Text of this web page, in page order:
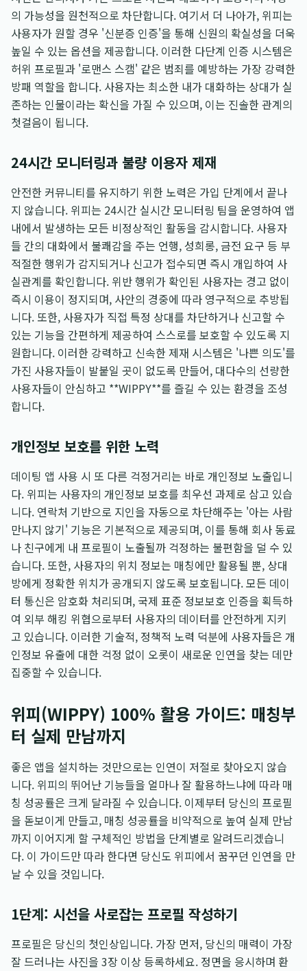
의 가능성을 원천적으로 차단합니다. 여기서 더 나아가, 위피는
사용자가 원할 경우 '신분증 인증'을 통해 신원의 확실성을 더욱
높일 수 있는 옵션을 제공합니다. 이러한 다단계 인증 시스템은
허위 프로필과 '로맨스 스캠' 같은 범죄를 예방하는 가장 강력한
방패 역할을 합니다. 사용자는 최소한 내가 대화하는 상대가 실
존하는 인물이라는 확신을 가질 수 있으며, 이는 진솔한 관계의
첫걸음이 됩니다.
24시간 모니터링과 불량 이용자 제재
안전한 커뮤니티를 유지하기 위한 노력은 가입 단계에서 끝나
지 않습니다. 위피는 24시간 실시간 모니터링 팀을 운영하여 앱
내에서 발생하는 모든 비정상적인 활동을 감시합니다. 사용자
들 간의 대화에서 불쾌감을 주는 언행, 성희롱, 금전 요구 등 부
적절한 행위가 감지되거나 신고가 접수되면 즉시 개입하여 사
실관계를 확인합니다. 위반 행위가 확인된 사용자는 경고 없이
즉시 이용이 정지되며, 사안의 경중에 따라 영구적으로 추방됩
니다. 또한, 사용자가 직접 특정 상대를 차단하거나 신고할 수
있는 기능을 간편하게 제공하여 스스로를 보호할 수 있도록 지
원합니다. 이러한 강력하고 신속한 제재 시스템은 '나쁜 의도'를
가진 사용자들이 발붙일 곳이 없도록 만들어, 대다수의 선량한
사용자들이 안심하고 **WIPPY**를 즐길 수 있는 환경을 조성
합니다.
개인정보 보호를 위한 노력
데이팅 앱 사용 시 또 다른 걱정거리는 바로 개인정보 노출입니
다. 위피는 사용자의 개인정보 보호를 최우선 과제로 삼고 있습
니다. 연락처 기반으로 지인을 자동으로 차단해주는 '아는 사람
만나지 않기' 기능은 기본적으로 제공되며, 이를 통해 회사 동료
나 친구에게 내 프로필이 노출될까 걱정하는 불편함을 덜 수 있
습니다. 또한, 사용자의 위치 정보는 매칭에만 활용될 뿐, 상대
방에게 정확한 위치가 공개되지 않도록 보호됩니다. 모든 데이
터 통신은 암호화 처리되며, 국제 표준 정보보호 인증을 획득하
여 외부 해킹 위협으로부터 사용자의 데이터를 안전하게 지키
고 있습니다. 이러한 기술적, 정책적 노력 덕분에 사용자들은 개
인정보 유출에 대한 걱정 없이 오롯이 새로운 인연을 찾는 데만
집중할 수 있습니다.
위피(WIPPY) 100% 활용 가이드: 매칭부
터 실제 만남까지
좋은 앱을 설치하는 것만으로는 인연이 저절로 찾아오지 않습
니다. 위피의 뛰어난 기능들을 얼마나 잘 활용하느냐에 따라 매
칭 성공률은 크게 달라질 수 있습니다. 이제부터 당신의 프로필
을 돋보이게 만들고, 매칭 성공률을 비약적으로 높여 실제 만남
까지 이어지게 할 구체적인 방법을 단계별로 알려드리겠습니
다. 이 가이드만 따라 한다면 당신도 위피에서 꿈꾸던 인연을 만
날 수 있을 것입니다.
1단계: 시선을 사로잡는 프로필 작성하기
프로필은 당신의 첫인상입니다. 가장 먼저, 당신의 매력이 가장
잘 드러나는 사진을 3장 이상 등록하세요. 정면을 응시하며 환